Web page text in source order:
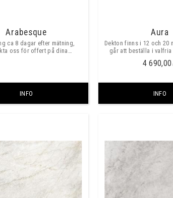
Arabesque
ca 8 dagar efter mätning,
oss för offert på dina
INFO
Aura
Dekton finns i 12 och 20
går att beställa i valfria
4 690,00
INFO